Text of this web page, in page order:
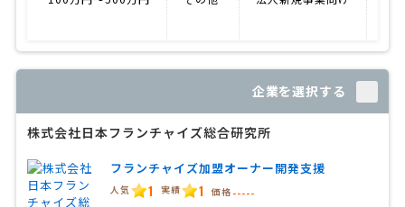
企業を選択する
株式会社日本フランチャイズ総合研究所
フランチャイズ加盟オーナー開発支援
人気 1 実績 1 価格 -----